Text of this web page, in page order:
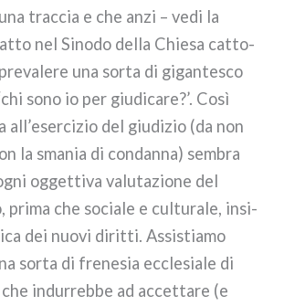
trac­cia e che anzi – vedi la
nel Sinodo del­la Chiesa cat­to­
una sor­ta di gigan­te­sco
sono io per giu­di­ca­re?’. Così
all’esercizio del giu­di­zio (da non
la sma­nia di con­dan­na) sem­bra
ogget­ti­va valu­ta­zio­ne del
pri­ma che socia­le e cul­tu­ra­le, insi­
dei nuo­vi dirit­ti. Assistiamo
sor­ta di fre­ne­sia eccle­sia­le di
indur­reb­be ad accet­ta­re (e